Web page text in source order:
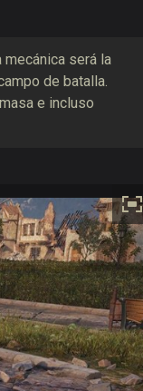
mecánica será la
de batalla.
e incluso